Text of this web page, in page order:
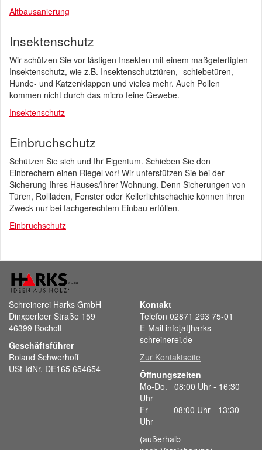
Altbausanierung
Insektenschutz
Wir schützen Sie vor lästigen Insekten mit einem maßgefertigten
Insektenschutz, wie z.B. Insektenschutztüren, -schiebetüren,
Hunde- und Katzenklappen und vieles mehr. Auch Pollen
kommen nicht durch das micro feine Gewebe.
Insektenschutz
Einbruchschutz
Schützen Sie sich und Ihr Eigentum. Schieben Sie den
Einbrechern einen Riegel vor! Wir unterstützen Sie bei der
Sicherung Ihres Hauses/Ihrer Wohnung. Denn Sicherungen von
Türen, Rollläden, Fenster oder Kellerlichtschächte können ihren
Zweck nur bei fachgerechtem Einbau erfüllen.
Einbruchschutz
Schreinerei Harks GmbH
Dinxperloer Straße 159
46399 Bocholt
Geschäftsführer
Roland Schwerhoff
USt-IdNr. DE165 654654
Kontakt
Telefon 02871 293 75-01
E-Mail info[at]harks-
schreinerei.de
Zur Kontaktseite
Öffnungszeiten
Mo-Do. 08:00 Uhr - 16:30
Uhr
Fr 08:00 Uhr - 13:30
Uhr
(außerhalb